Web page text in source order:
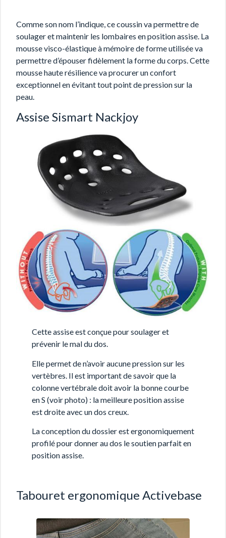
Comme son nom l’indique, ce coussin va permettre de
soulager et maintenir les lombaires en position assise. La
mousse visco-élastique à mémoire de forme utilisée va
permettre d’épouser fidèlement la forme du corps. Cette
mousse haute résilience va procurer un confort
exceptionnel en évitant tout point de pression sur la
peau.
Assise Sismart Nackjoy
Cette assise est conçue pour soulager et
prévenir le mal du dos.
Elle permet de n’avoir aucune pression sur les
vertèbres. Il est important de savoir que la
colonne vertébrale doit avoir la bonne courbe
en S (voir photo) : la meilleure position assise
est droite avec un dos creux.
La conception du dossier est ergonomiquement
profilé pour donner au dos le soutien parfait en
position assise.
Tabouret ergonomique Activebase